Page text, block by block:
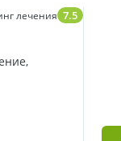
лечения 7.5